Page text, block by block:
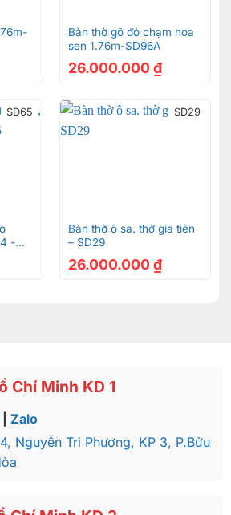
Bàn thờ gõ đỏ chạm hoa
sen 1.76m-SD96A
26.000.000 ₫
SD65
-
SD29
Bàn thờ ô sa. thờ gia tiên
– SD29
26.000.000 ₫
Chí Minh KD 1
Zalo
Nguyễn Tri Phương, KP 3, P.Bửu